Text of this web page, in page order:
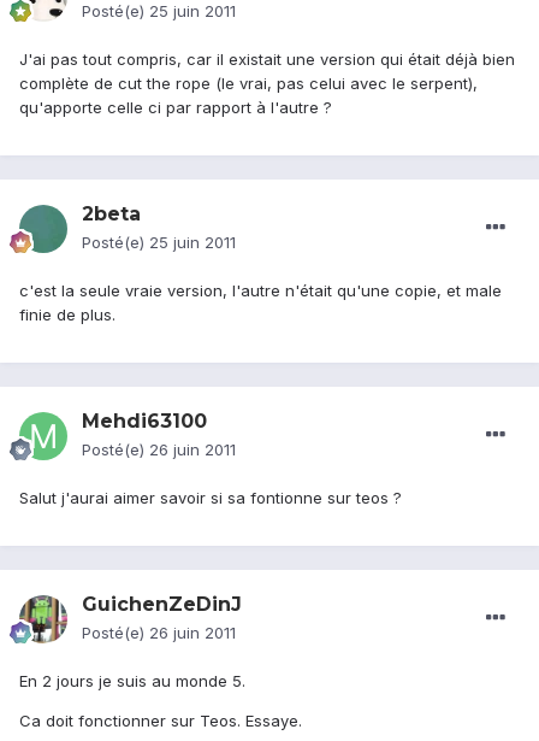
Posté(e) 25 juin 2011
J'ai pas tout compris, car il existait une version qui était déjà bien
complète de cut the rope (le vrai, pas celui avec le serpent),
qu'apporte celle ci par rapport à l'autre ?
2beta
Posté(e) 25 juin 2011
c'est la seule vraie version, l'autre n'était qu'une copie, et male
finie de plus.
Mehdi63100
Posté(e) 26 juin 2011
Salut j'aurai aimer savoir si sa fontionne sur teos ?
GuichenZeDinJ
Posté(e) 26 juin 2011
En 2 jours je suis au monde 5.
Ca doit fonctionner sur Teos. Essaye.